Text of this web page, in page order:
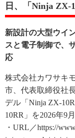
日、「Ninja ZX-
新設計の大型ウイ
スと電子制御で、
応
株式会社カワサキ
市、代表取締役社
デル「Ninja ZX-
10RR」を2026年9
・URL／https://